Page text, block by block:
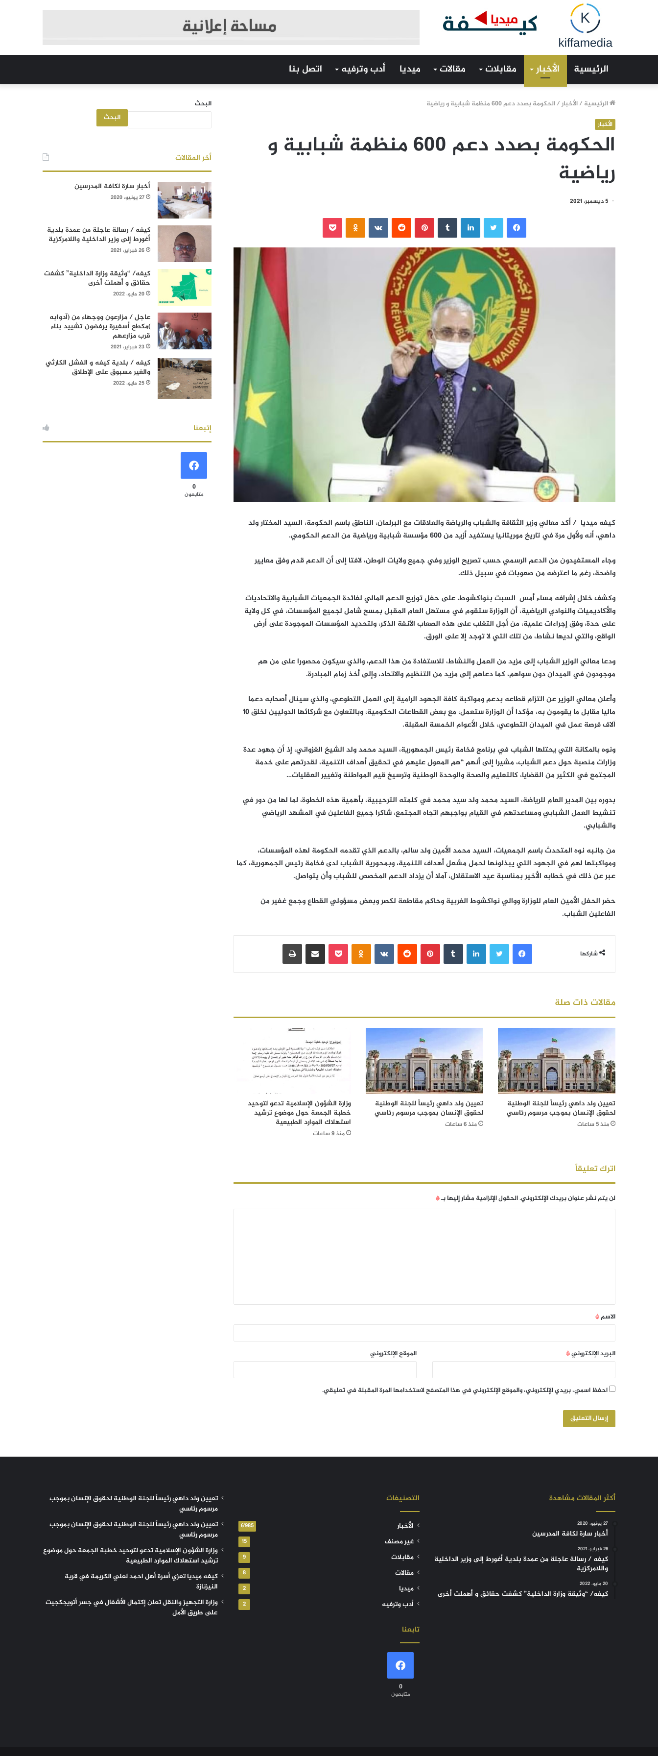
الرئيسية الأخبار مقابلات مقالات ميديا أدب وترفيه اتصل بنا
الرئيسية /الأخبار/الحكومة بصدد دعم 600 منظمة شبابية و رياضية
الأخبار
الحكومة بصدد دعم 600 منظمة شبابية و
رياضية
5 ديسمبر، 2021
فيسبوك لينكدإن بينتيريست
كيفه ميديا / أكد معالي وزير الثقافة والشباب والرياضة والعلاقات مع البرلمان، الناطق باسم الحكومة، السيد المختار ولد
داهي، أنه ولأول مرة في تاريخ موريتانيا يستفيد أزيد من 600 مؤسسة شبابية ورياضية من الدعم الحكومي.
وجاء المستفيدون من الدعم الرسمي حسب تصريح الوزير وفي جميع ولايات الوطن، لافتا إلى أن الدعم قدم وفق معايير
واضحة، رغم ما اعترضه من صعوبات في سبيل ذلك.
وكشف خلال إشرافه مساء أمس السبت بنواكشوط، على حفل توزيع الدعم المالي لفائدة الجمعيات الشبابية والاتحاديات
والأكاديميات والنوادي الرياضية، أن الوزارة ستقوم في مستهل العام المقبل بمسح شامل لجميع المؤسسات، في كل ولاية
على حدة، وفق إجراءات علمية، من أجل التغلب على هذه الصعاب الآنفة الذكر، ولتحديد المؤسسات الموجودة على أرض
الواقع، والتي لديها نشاط، من تلك التي لا توجد إلا على الورق.
ودعا معالي الوزير الشباب إلى مزيد من العمل والنشاط، للاستفادة من هذا الدعم، والذي سيكون محصورا على من هم
موجودون في الميدان دون سواهم، كما دعاهم إلى مزيد من التنظيم والاتحاد، وإلى أخذ زمام المبادرة.
وأعلن معالي الوزير عن التزام قطاعه بدعم ومواكبة كافة الجهود الرامية إلى العمل التطوعي، والذي سينال أصحابه دعما
ماليا مقابل ما يقومون به، مؤكدا أن الوزارة ستعمل، مع بعض القطاعات الحكومية، وبالتعاون مع شركائها الدوليين لخلق 10
آلاف فرصة عمل في الميدان التطوعي، خلال الأعوام الخمسة المقبلة.
ونوه بالمكانة التي يحتلها الشباب في برنامج فخامة رئيس الجمهورية، السيد محمد ولد الشيخ الغزواني، إذ أن جهود عدة
وزارات منصبة حول دعم الشباب، مشيرا إلى أنهم “هم المعول عليهم في تحقيق أهداف التنمية، لقدرتهم على خدمة
المجتمع في الكثير من القضايا، كالتعليم والصحة والوحدة الوطنية وترسيخ قيم المواطنة وتغيير العقليات…
بدوره بين المدير العام للرياضة، السيد محمد ولد سيد محمد في كلمته الترحيبية، بأهمية هذه الخطوة، لما لها من دور في
تنشيط العمل الشبابي ومساعدتهم في القيام بواجبهم اتجاه المجتمع، شاكرا جميع الفاعلين في المشهد الرياضي
والشبابي.
من جانبه نوه المتحدث باسم الجمعيات، السيد محمد الأمين ولد سالم، بالدعم الذي تقدمه الحكومة لهذه المؤسسات،
ومواكبتها لهم في الجهود التي يبذلونها لحمل مشعل أهداف التنمية، وبمحورية الشباب لدى فخامة رئيس الجمهورية، كما
عبر عن ذلك في خطابه الأخير بمناسبة عيد الاستقلال، آملا أن يزداد الدعم المخصص للشباب وأن يتواصل.
حضر الحفل الأمين العام للوزارة ووالي نواكشوط الغربية وحاكم مقاطعة لكصر وبعض مسؤولي القطاع وجمع غفير من
الفاعلين الشباب.
شاركها
فيسبوك لينكدإن بينتيريست بوكيت مشاركة عبر البريد
مقالات ذات صلة
تعيين ولد داهي رئيساً للجنة الوطنية
لحقوق الإنسان بموجب مرسوم رئاسي
منذ 5 ساعات
تعيين ولد داهي رئيساً للجنة الوطنية
لحقوق الإنسان بموجب مرسوم رئاسي
منذ 6 ساعات
وزارة الشؤون الإسلامية تدعو لتوحيد
خطبة الجمعة حول موضوع ترشيد
استهلاك الموارد الطبيعية
منذ 9 ساعات
اترك تعليقاً
لن يتم نشر عنوان بريدك الإلكتروني.الحقول الإلزامية مشار إليها بـ*
الاسم*
البريد الإلكتروني* الموقع الإلكتروني
احفظ اسمي، بريدي الإلكتروني، والموقع الإلكتروني في هذا المتصفح لاستخدامها المرة المقبلة في تعليقي.
البحث
البحث
أخر المقالات
أخبار سارة لكافة المدرسين
27 يونيو، 2020
كيفه / رسالة عاجلة من عمدة بلدية
أغورط إلى وزير الداخلية واللامركزية
26 فبراير، 2021
كيفه/ “وثيقة وزارة الداخلية” كشفت
حقائق و أهملت أخرى
20 مايو، 2022
عاجل / مزارعون ووجهاء من (آدوابه
)مكطع أسفيرة يرفضون تشييد بناء
قرب مزارعهم
23 فبراير، 2021
كيفه / بلدية كيفه و الفشل الكارثي
والغير مسبوق على الإطلاق
25 مايو، 2022
إتبعنا
0
متابعون
أكثر المقالات مشاهدة
27 يونيو، 2020
أخبار سارة لكافة المدرسين
26 فبراير، 2021
كيفه / رسالة عاجلة من عمدة بلدية أغورط إلى وزير الداخلية
واللامركزية
20 مايو، 2022
كيفه/ “وثيقة وزارة الداخلية” كشفت حقائق و أهملت أخرى
التصنيفات
الأخبار 6٬985
غير مصنف 15
مقابلات 9
مقالات 8
ميديا 2
أدب وترفيه 2
تابعنا
0
متابعون
تعيين ولد داهي رئيساً للجنة الوطنية لحقوق الإنسان بموجب
مرسوم رئاسي
تعيين ولد داهي رئيساً للجنة الوطنية لحقوق الإنسان بموجب
مرسوم رئاسي
وزارة الشؤون الإسلامية تدعو لتوحيد خطبة الجمعة حول موضوع
ترشيد استهلاك الموارد الطبيعية
كيفه ميديا تعزي أسرة أهل احمد لعلي الكريمة في قرية
النيزنازة
وزارة التجهيز والنقل تعلن إكتمال الأشغال في جسر أتويجكجيت
على طريق الأمل